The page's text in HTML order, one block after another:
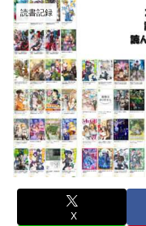
読書記録
X